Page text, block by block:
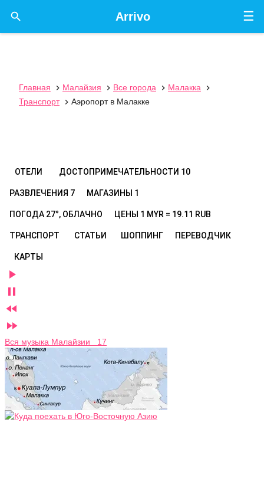
☰
Arrivo

Главная  Малайзия  Все города  Малакка

Транспорт
 Аэропорт в Малакке
ОТЕЛИ ДОСТОПРИМЕЧАТЕЛЬНОСТИ 10
РАЗВЛЕЧЕНИЯ 7 МАГАЗИНЫ 1
ПОГОДА 27°, ОБЛАЧНО ЦЕНЫ 1 MYR = 19.11 RUB
ТРАНСПОРТ СТАТЬИ ШОППИНГ ПЕРЕВОДЧИК
КАРТЫ




Вся музыка Малайзии 17